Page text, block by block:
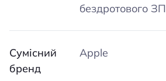
бездротового ЗП
Сумісний
бренд
Apple